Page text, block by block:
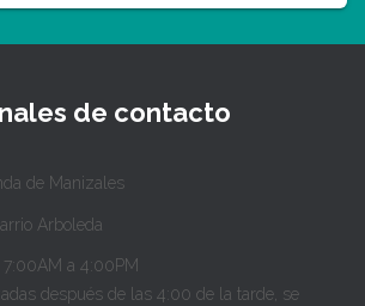
de contacto
de Manizales
Arboleda
7:00AM a 4:00PM
después de las 4:00 de la tarde, se